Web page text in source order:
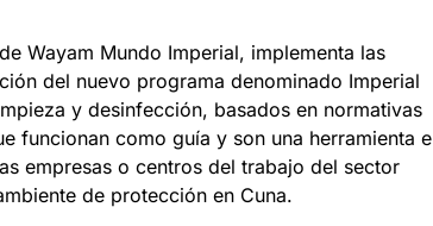
Wayam Mundo Imperial, implementa las
del nuevo programa denominado Imperial
y desinfección, basados en normativas
funcionan como guía y son una herramienta e
empresas o centros del trabajo del sector
de protección en Cuna.